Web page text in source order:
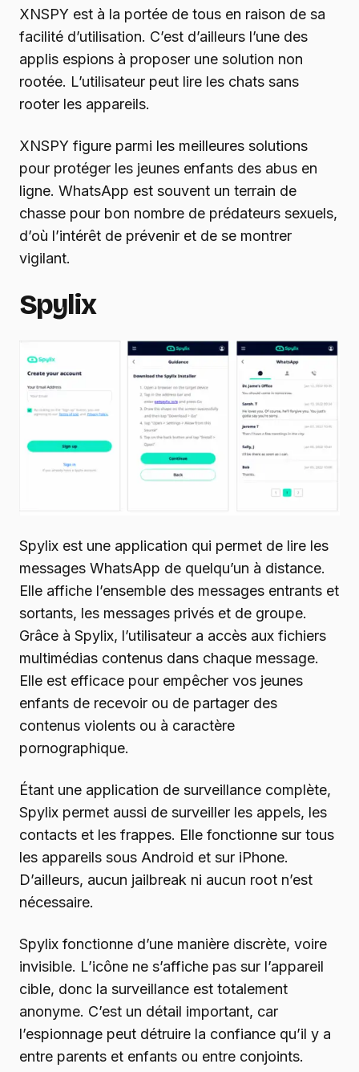
XNSPY est à la portée de tous en raison de sa
facilité d’utilisation. C’est d’ailleurs l’une des
applis espions à proposer une solution non
rootée. L’utilisateur peut lire les chats sans
rooter les appareils.
XNSPY figure parmi les meilleures solutions
pour protéger les jeunes enfants des abus en
ligne. WhatsApp est souvent un terrain de
chasse pour bon nombre de prédateurs sexuels,
d’où l’intérêt de prévenir et de se montrer
vigilant.
Spylix
Spylix est une application qui permet de lire les
messages WhatsApp de quelqu’un à distance.
Elle affiche l’ensemble des messages entrants et
sortants, les messages privés et de groupe.
Grâce à Spylix, l’utilisateur a accès aux fichiers
multimédias contenus dans chaque message.
Elle est efficace pour empêcher vos jeunes
enfants de recevoir ou de partager des
contenus violents ou à caractère
pornographique.
Étant une application de surveillance complète,
Spylix permet aussi de surveiller les appels, les
contacts et les frappes. Elle fonctionne sur tous
les appareils sous Android et sur iPhone.
D’ailleurs, aucun jailbreak ni aucun root n’est
nécessaire.
Spylix fonctionne d’une manière discrète, voire
invisible. L’icône ne s’affiche pas sur l’appareil
cible, donc la surveillance est totalement
anonyme. C’est un détail important, car
l’espionnage peut détruire la confiance qu’il y a
entre parents et enfants ou entre conjoints.